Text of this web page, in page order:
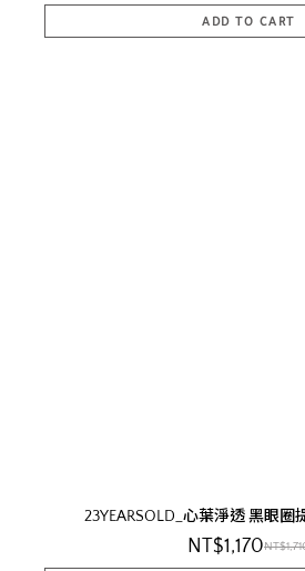
23YEARSOLD_心葉淨透 黑眼圈
NT$1,170